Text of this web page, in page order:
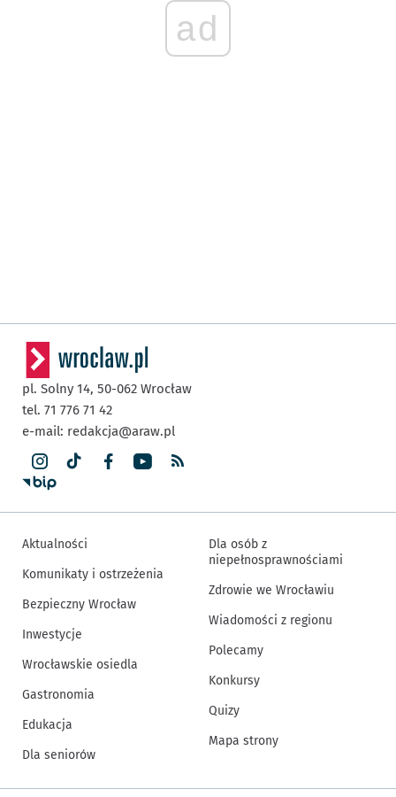
ad
pl. Solny 14, 50-062 Wrocław
tel. 71 776 71 42
e-mail: redakcja@araw.pl
Aktualności
Komunikaty i ostrzeżenia
Bezpieczny Wrocław
Inwestycje
Wrocławskie osiedla
Gastronomia
Edukacja
Dla seniorów
Dla osób z
niepełnosprawnościami
Zdrowie we Wrocławiu
Wiadomości z regionu
Polecamy
Konkursy
Quizy
Mapa strony